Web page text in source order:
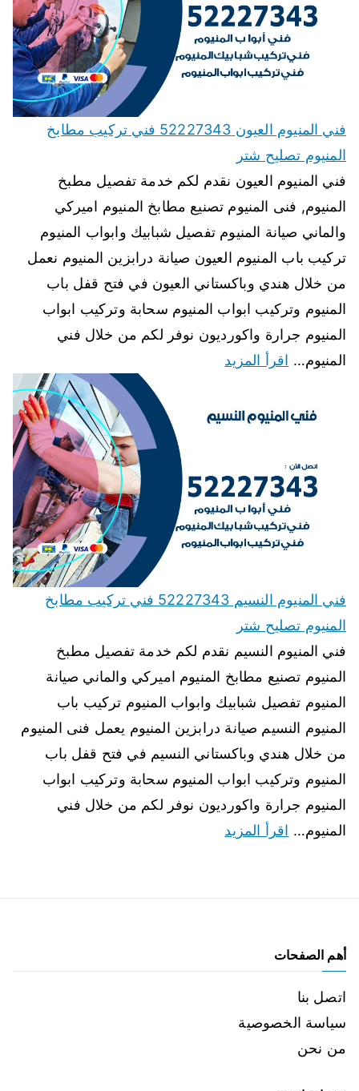
فني المنيوم العيون 52227343 فني تركيب مطابخ
المنيوم تصليح شتر
فني المنيوم العيون نقدم لكم خدمة تفصيل مطبخ
المنيوم, فنى المنيوم تصنيع مطابخ المنيوم اميركي
والماني صيانة المنيوم تفصيل شبابيك وابواب المنيوم
تركيب باب المنيوم العيون صيانة درابزين المنيوم نعمل
من خلال هندي وباكستاني العيون في فتح قفل باب
المنيوم وتركيب ابواب المنيوم سحابة وتركيب ابواب
المنيوم جرارة واكورديون نوفر لكم من خلال فني
المنيوم… اقرأ المزيد
فني المنيوم النسيم 52227343 فني تركيب مطابخ
المنيوم تصليح شتر
فني المنيوم النسيم نقدم لكم خدمة تفصيل مطبخ
المنيوم تصنيع مطابخ المنيوم اميركي والماني صيانة
المنيوم تفصيل شبابيك وابواب المنيوم تركيب باب
المنيوم النسيم صيانة درابزين المنيوم يعمل فنى المنيوم
من خلال هندي وباكستاني النسيم في فتح قفل باب
المنيوم وتركيب ابواب المنيوم سحابة وتركيب ابواب
المنيوم جرارة واكورديون نوفر لكم من خلال فني
المنيوم… اقرأ المزيد
أهم الصفحات
اتصل بنا
سياسة الخصوصية
من نحن